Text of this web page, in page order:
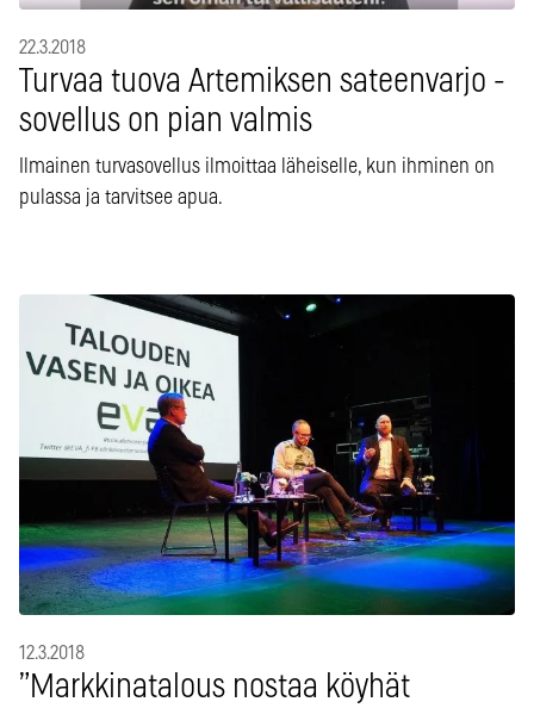
22.3.2018
Turvaa tuova Artemiksen sateenvarjo -
sovellus on pian valmis
Ilmainen turvasovellus ilmoittaa läheiselle, kun ihminen on
pulassa ja tarvitsee apua.
12.3.2018
”Markkinatalous nostaa köyhät